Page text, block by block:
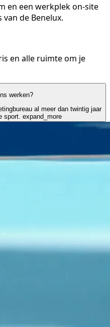
en een werkplek on-site
de Benelux.
en alle ruimte om je
werken?
al meer dan twintig jaar
sport. expand_more